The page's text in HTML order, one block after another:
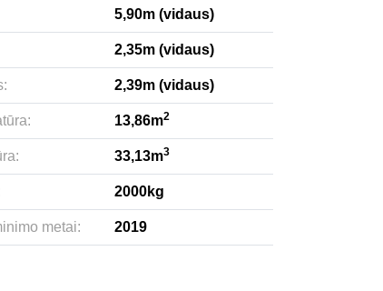
5,90m (vidaus)
2,35m (vidaus)
2,39m (vidaus)
13,86m2
33,13m3
2000kg
metai: 2019